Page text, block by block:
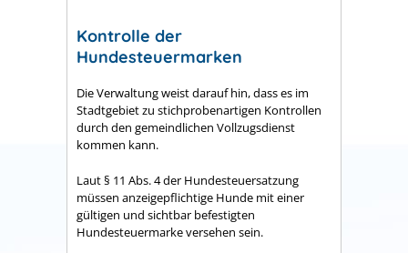
Kontrolle der
Hundesteuermarken
Die Verwaltung weist darauf hin, dass es im
Stadtgebiet zu stichprobenartigen Kontrollen
durch den gemeindlichen Vollzugsdienst
kommen kann.
Laut § 11 Abs. 4 der Hundesteuersatzung
müssen anzeigepflichtige Hunde mit einer
gültigen und sichtbar befestigten
Hundesteuermarke versehen sein.